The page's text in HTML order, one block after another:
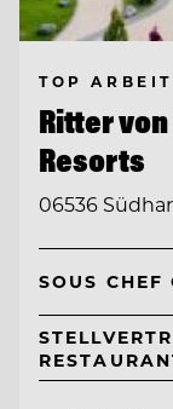
TOP
Ritter
Resorts
06536
SOUS